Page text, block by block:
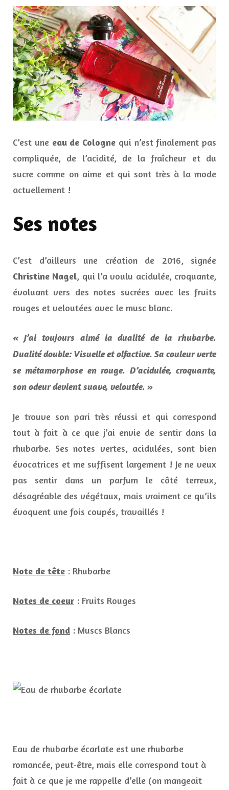
C’est une eau de Cologne qui n’est finalement pas
compliquée, de l’acidité, de la fraîcheur et du
sucre comme on aime et qui sont très à la mode
actuellement !
Ses notes
C’est d’ailleurs une création de 2016, signée
Christine Nagel, qui l’a voulu acidulée, croquante,
évoluant vers des notes sucrées avec les fruits
rouges et veloutées avec le musc blanc.
« J’ai toujours aimé la dualité de la rhubarbe.
Dualité double: Visuelle et olfactive. Sa couleur verte
se métamorphose en rouge. D’acidulée, croquante,
son odeur devient suave, veloutée. »
Je trouve son pari très réussi et qui correspond
tout à fait à ce que j’ai envie de sentir dans la
rhubarbe. Ses notes vertes, acidulées, sont bien
évocatrices et me suffisent largement ! Je ne veux
pas sentir dans un parfum le côté terreux,
désagréable des végétaux, mais vraiment ce qu’ils
évoquent une fois coupés, travaillés !
Note de tête : Rhubarbe
Notes de coeur : Fruits Rouges
Notes de fond : Muscs Blancs
Eau de rhubarbe écarlate est une rhubarbe
romancée, peut-être, mais elle correspond tout à
fait à ce que je me rappelle d’elle (on mangeait